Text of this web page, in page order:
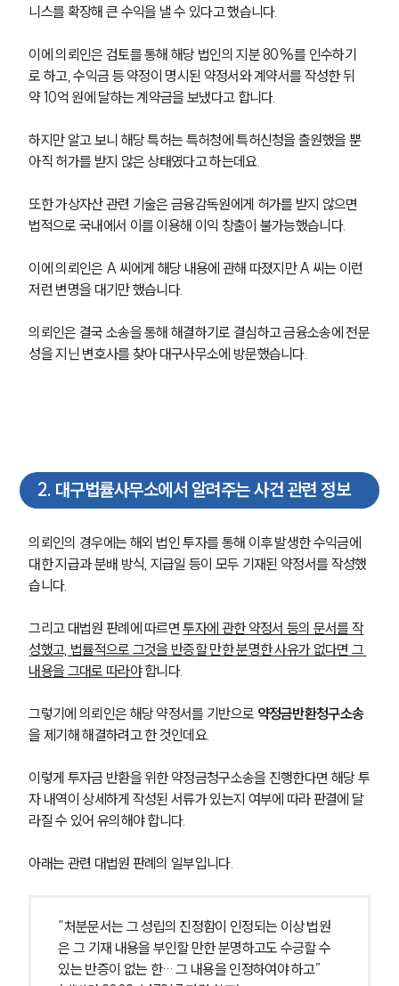
니스를 확장해 큰 수익을 낼 수 있다고 했습니다.
이에 의뢰인은 검토를 통해 해당 법인의 지분 80%를 인수하기
로 하고, 수익금 등 약정이 명시된 약정서와 계약서를 작성한 뒤
약 10억 원에 달하는 계약금을 보냈다고 합니다.
하지만 알고 보니 해당 특허는 특허청에 특허신청을 출원했을 뿐
아직 허가를 받지 않은 상태였다고 하는데요.
또한 가상자산 관련 기술은 금융감독원에게 허가를 받지 않으면
법적으로 국내에서 이를 이용해 이익 창출이 불가능했습니다.
이에 의뢰인은 A 씨에게 해당 내용에 관해 따졌지만 A 씨는 이런
저런 변명을 대기만 했습니다.
의뢰인은 결국 소송을 통해 해결하기로 결심하고 금융소송에 전문
성을 지닌 변호사를 찾아 대구사무소에 방문했습니다.
2. 대구법률사무소에서 알려주는 사건 관련 정보
의뢰인의 경우에는 해외 법인 투자를 통해 이후 발생한 수익금에
대한 지급과 분배 방식, 지급일 등이 모두 기재된 약정서를 작성했
습니다.
그리고 대법원 판례에 따르면 투자에 관한 약정서 등의 문서를 작
성했고, 법률적으로 그것을 반증할 만한 분명한 사유가 없다면 그
내용을 그대로 따라야 합니다.
그렇기에 의뢰인은 해당 약정서를 기반으로 약정금반환청구소송
을 제기해 해결하려고 한 것인데요.
이렇게 투자금 반환을 위한 약정금청구소송을 진행한다면 해당 투
자 내역이 상세하게 작성된 서류가 있는지 여부에 따라 판결에 달
라질 수 있어 유의해야 합니다.
아래는 관련 대법원 판례의 일부입니다.
“처분문서는 그 성립의 진정함이 인정되는 이상 법원
은 그 기재 내용을 부인할 만한 분명하고도 수긍할 수
있는 반증이 없는 한… 그 내용을 인정하여야 하고”